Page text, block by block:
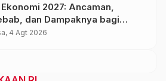
2027: Ancaman,
dan Dampaknya bagi
4 Agt 2026